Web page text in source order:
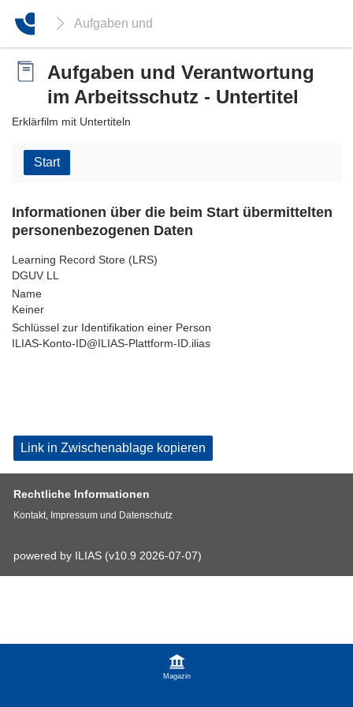
Aufgaben und Verantwortung im Arbeitsschutz -
Magazin
Aufgaben und Verantwortung
im Arbeitsschutz - Untertitel
Erklärfilm mit Untertiteln
Start
Informationen über die beim Start übermittelten
personenbezogenen Daten
Learning Record Store (LRS)
DGUV LL
Name
Keiner
Schlüssel zur Identifikation einer Person
ILIAS-Konto-ID@ILIAS-Plattform-ID.ilias
Link in Zwischenablage kopieren
Rechtliche Informationen
Kontakt, Impressum und Datenschutz
powered by ILIAS (v10.9 2026-07-07)